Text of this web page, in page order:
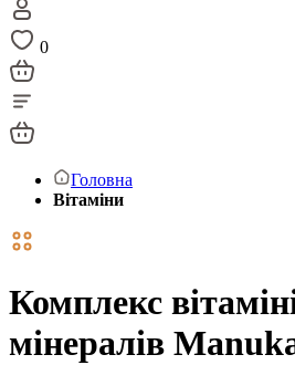
0
Головна
Вітаміни
Комплекс
мінералів